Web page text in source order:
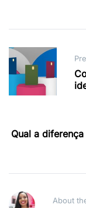
Post
navigation
Qual a
About